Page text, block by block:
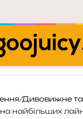
/Дивовижне та
найбільших